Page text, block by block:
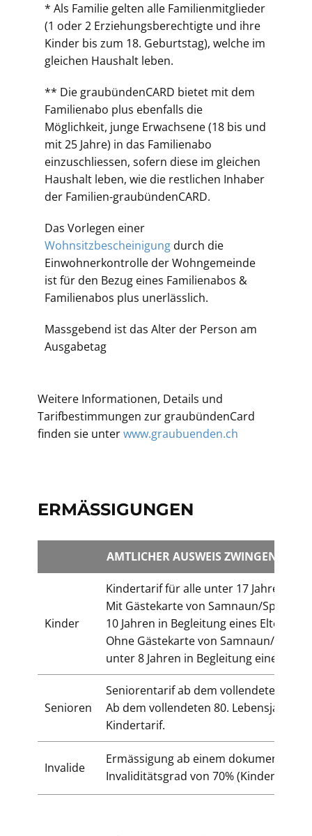
* Als Familie gelten alle Familienmitglieder
(1 oder 2 Erziehungsberechtigte und ihre
Kinder bis zum 18. Geburtstag), welche im
gleichen Haushalt leben.
** Die graubündenCARD bietet mit dem
Familienabo plus ebenfalls die
Möglichkeit, junge Erwachsene (18 bis und
mit 25 Jahre) in das Familienabo
einzuschliessen, sofern diese im gleichen
Haushalt leben, wie die restlichen Inhaber
der Familien-graubündenCARD.
Das Vorlegen einer
Wohnsitzbescheinigung durch die
Einwohnerkontrolle der Wohngemeinde
ist für den Bezug eines Familienabos &
Familienabos plus unerlässlich.
Massgebend ist das Alter der Person am
Ausgabetag
Weitere Informationen, Details und
Tarifbestimmungen zur graubündenCard
finden sie unterwww.graubuenden.ch
ERMÄSSIGUNGEN
AMTLICHER AUSWEIS ZWINGEND
Kinder
Kindertarif für alle unter 17 Jahren
Mit Gästekarte von Samnaun/Spiss:
10 Jahren in Begleitung eines
Ohne Gästekarte von Samnaun/Spiss:
unter 8 Jahren in Begleitung eines
Senioren
Seniorentarif ab dem vollendeten 65.
Ab dem vollendeten 80. Lebensjahr
Kindertarif.
Invalide
Ermässigung ab einem
Invaliditätsgrad von 70% (Kindertarif).